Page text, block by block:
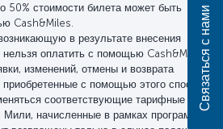
50% стоимости билета может быть
Cash&Miles.
в результате внесения
нельзя оплатить с помощью Cash&Miles.
изменений, отмены и возврата
приобретенные с помощью этого способа
соответствующие тарифные
Мили, начисленные в рамках программы
Связаться с нами